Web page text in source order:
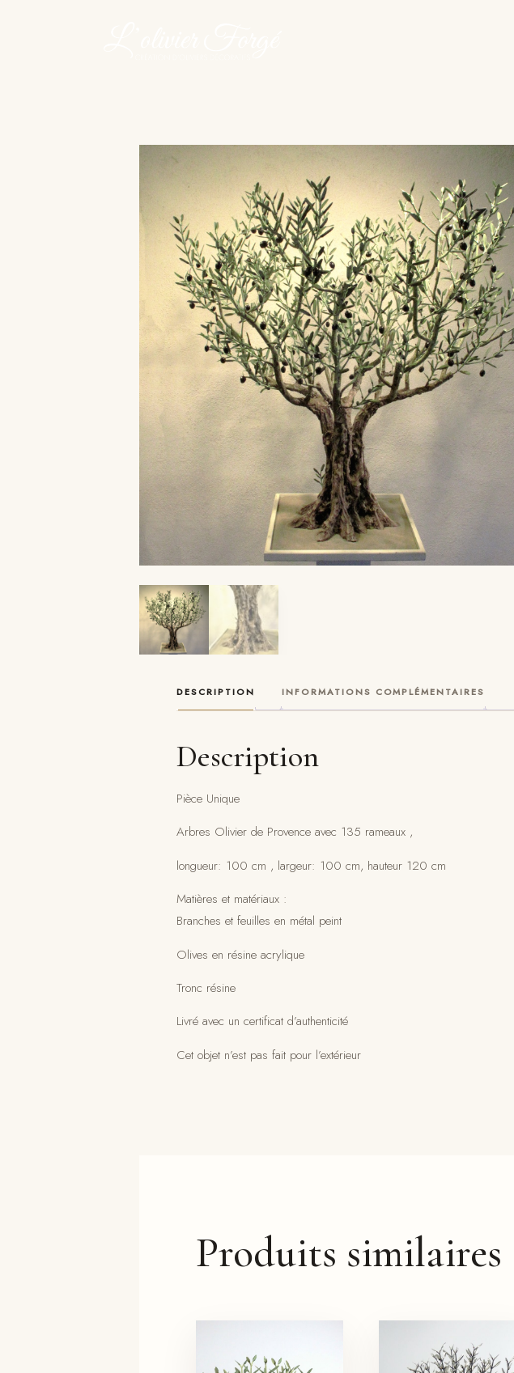
DESCRIPTION INFORMATIONS COMPLÉMENTAIRES
Description
Pièce Unique
Arbres Olivier de Provence avec 135 rameaux ,
longueur: 100 cm , largeur: 100 cm, hauteur 120 cm
Matières et matériaux :
Branches et feuilles en métal peint
Olives en résine acrylique
Tronc résine
Livré avec un certificat d’authenticité
Cet objet n’est pas fait pour l’extérieur
Produits similaires